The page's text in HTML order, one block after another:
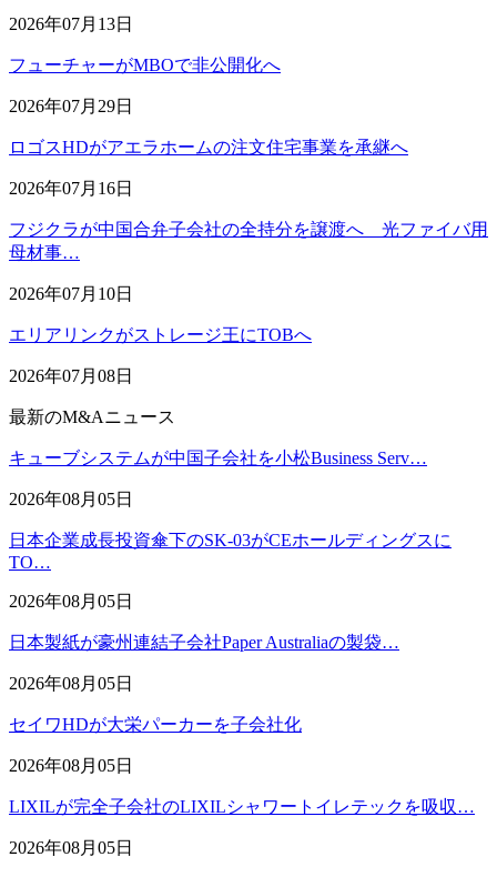
2026年07月13日
フューチャーがMBOで非公開化へ
2026年07月29日
ロゴスHDがアエラホームの注文住宅事業を承継へ
2026年07月16日
フジクラが中国合弁子会社の全持分を譲渡へ 光ファイバ用
母材事…
2026年07月10日
エリアリンクがストレージ王にTOBへ
2026年07月08日
最新のM&Aニュース
キューブシステムが中国子会社を小松Business Serv…
2026年08月05日
日本企業成長投資傘下のSK-03がCEホールディングスに
TO…
2026年08月05日
日本製紙が豪州連結子会社Paper Australiaの製袋…
2026年08月05日
セイワHDが大栄パーカーを子会社化
2026年08月05日
LIXILが完全子会社のLIXILシャワートイレテックを吸収…
2026年08月05日